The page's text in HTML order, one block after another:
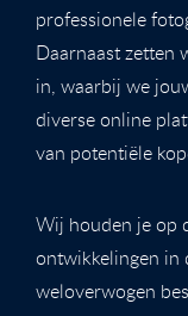
professionele
Daarnaast zetten
in, waarbij we
diverse online
van potentiële
Wij houden je op
ontwikkelingen in
weloverwogen